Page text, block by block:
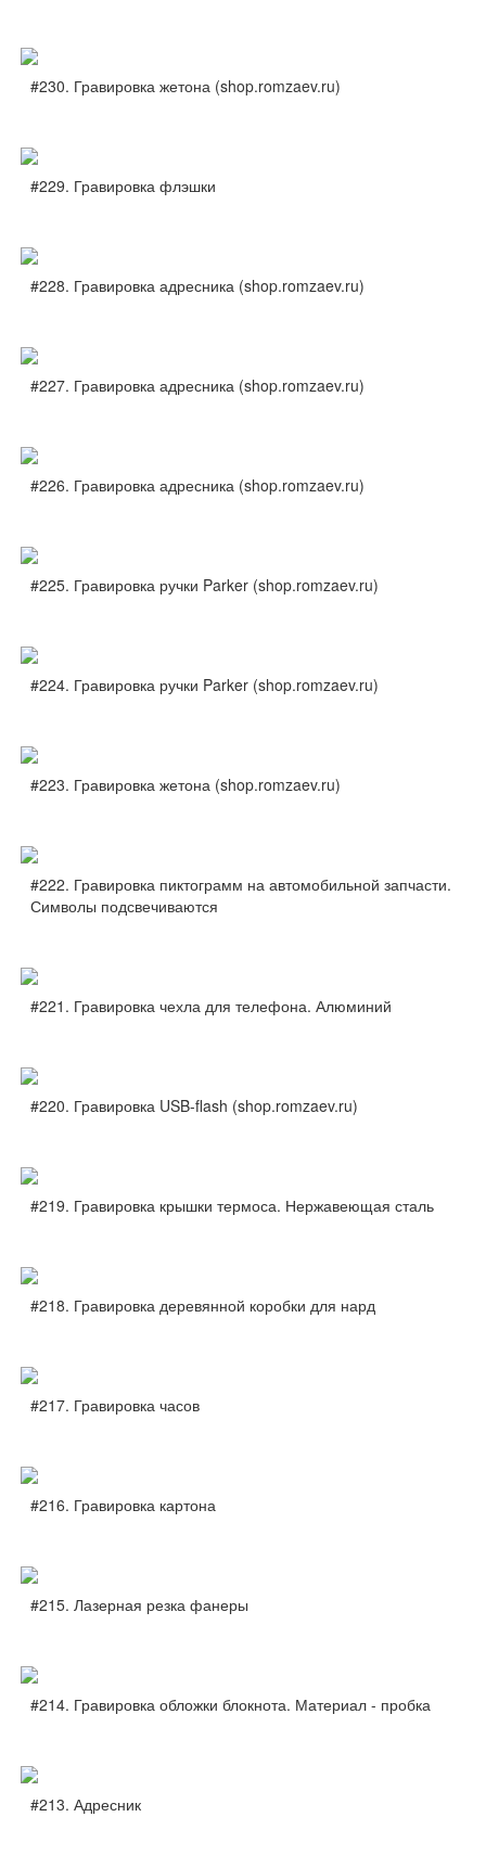
#230. Гравировка жетона (shop.romzaev.ru)
#229. Гравировка флэшки
#228. Гравировка адресника (shop.romzaev.ru)
#227. Гравировка адресника (shop.romzaev.ru)
#226. Гравировка адресника (shop.romzaev.ru)
#225. Гравировка ручки Parker (shop.romzaev.ru)
#224. Гравировка ручки Parker (shop.romzaev.ru)
#223. Гравировка жетона (shop.romzaev.ru)
#222. Гравировка пиктограмм на автомобильной запчасти.
Символы подсвечиваются
#221. Гравировка чехла для телефона. Алюминий
#220. Гравировка USB-flash (shop.romzaev.ru)
#219. Гравировка крышки термоса. Нержавеющая сталь
#218. Гравировка деревянной коробки для нард
#217. Гравировка часов
#216. Гравировка картона
#215. Лазерная резка фанеры
#214. Гравировка обложки блокнота. Материал - пробка
#213. Адресник